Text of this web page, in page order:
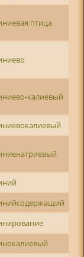
птица
калиевый